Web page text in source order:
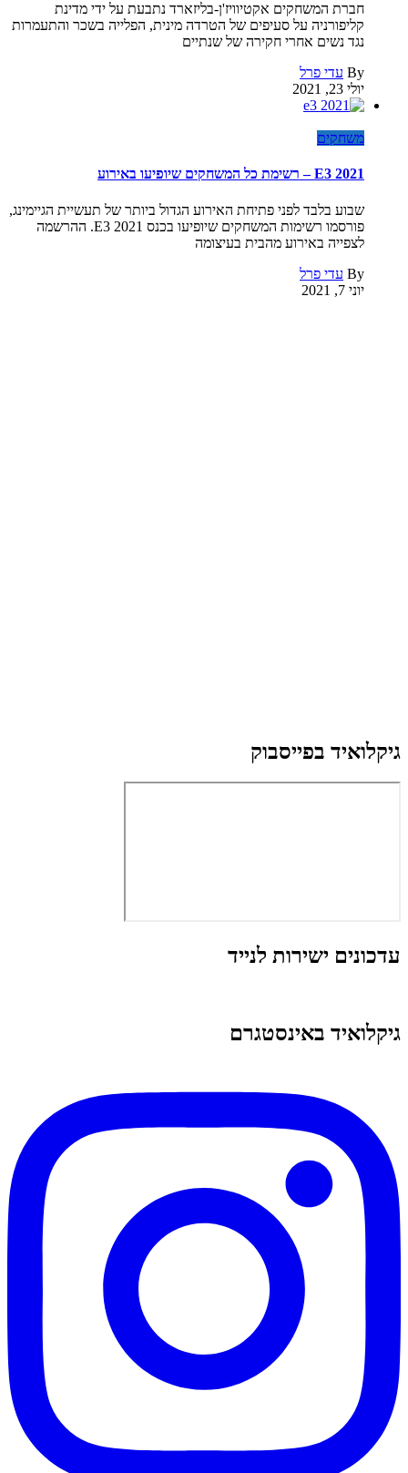
חברת המשחקים אקטיוויז'ן-בליזארד נתבעת על ידי מדינת
קליפורניה על סעיפים של הטרדה מינית, הפלייה בשכר והתעמרות
נגד נשים אחרי חקירה של שנתיים
By עדי פרל
יולי 23, 2021
משחקים
E3 2021 – רשימת כל המשחקים שיופיעו באירוע
שבוע בלבד לפני פתיחת האירוע הגדול ביותר של תעשיית הגיימינג,
פורסמו רשימות המשחקים שיופיעו בכנס E3 2021. ההרשמה
לצפייה באירוע מהבית בעיצומה
By עדי פרל
יוני 7, 2021
גיקלואיד בפייסבוק
עדכונים ישירות לנייד
גיקלואיד באינסטגרם